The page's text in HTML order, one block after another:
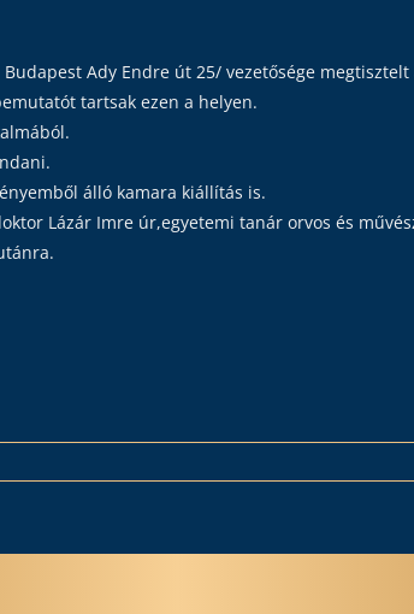
Ady Endre út 25/ vezetősége
tartsak ezen a helyen.
álló kamara kiállítás is.
Lázár Imre úr,egyetemi tanár orvos és